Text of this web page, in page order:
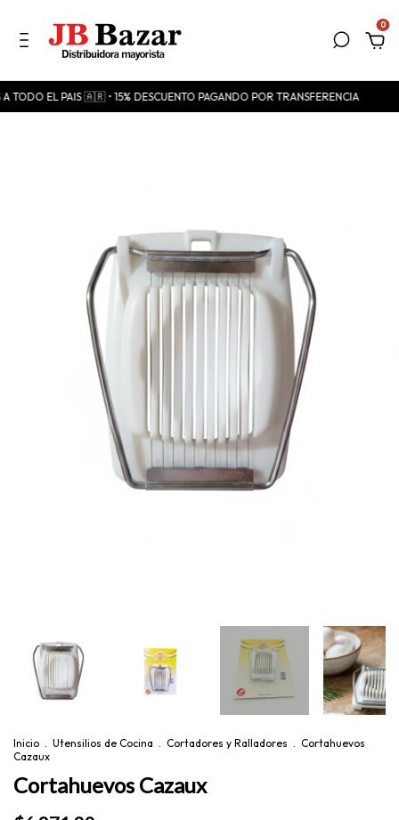
0
TODO EL PAIS 🇦🇷 • 15% DESCUENTO PAGANDO POR TRANSFERENCIA
Inicio . Utensilios de Cocina . Cortadores y Ralladores . Cortahuevos
Cazaux
Cortahuevos Cazaux